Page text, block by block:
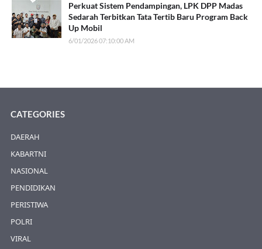
Perkuat Sistem Pendampingan, LPK DPP Madas
Sedarah Terbitkan Tata Tertib Baru Program Back
Up Mobil
6/01/2026 07:10:00 AM
CATEGORIES
DAERAH
KABARTNI
NASIONAL
PENDIDIKAN
PERISTIWA
POLRI
VIRAL